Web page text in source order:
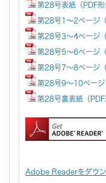
第28号表紙（PDF
第28号1～2ページ
第28号3～4ページ
第28号5～6ページ
第28号7～8ページ
第28号9～10ページ
第28号裏表紙（
Adobe Readerをダウン